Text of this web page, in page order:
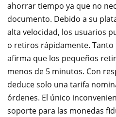
ahorrar tiempo ya que no
documento. Debido a su
alta velocidad, los usuarios
o retiros rápidamente. Tanto
afirma que los pequeños
menos de 5 minutos. Con
deduce solo una tarifa
órdenes. El único
soporte para las monedas